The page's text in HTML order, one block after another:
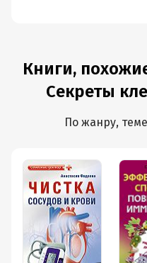
Книги,
Секреты
По жанру,